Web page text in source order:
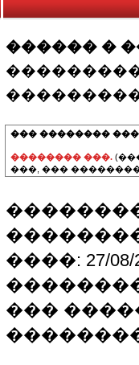
������ �
��� ��������
�������� ���.
���, ���
����: 27/08/
���